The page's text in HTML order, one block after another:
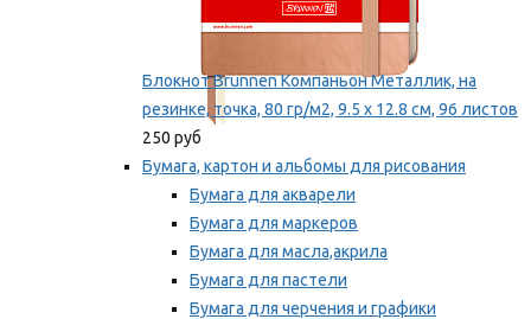
Блокнот Brunnen Компаньон Металлик, на
резинке, точка, 80 гр/м2, 9.5 х 12.8 см, 96 листов
250 руб
Бумага, картон и альбомы для рисования
Бумага для акварели
Бумага для маркеров
Бумага для масла,акрила
Бумага для пастели
Бумага для черчения и графики